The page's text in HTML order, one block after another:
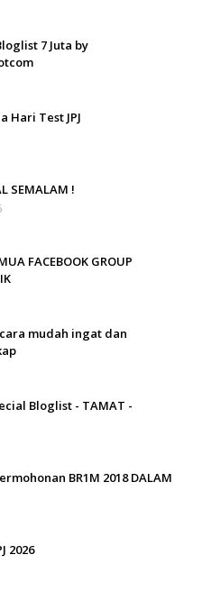
7 Juta by
Hari Test JPJ
SEMALAM !
FACEBOOK GROUP
cara mudah ingat dan
Bloglist - TAMAT -
BR1M 2018 DALAM
2026